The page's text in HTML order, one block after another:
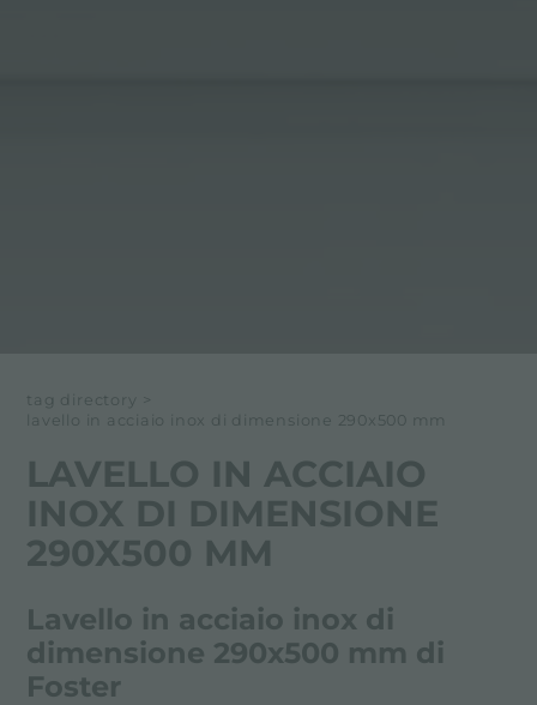
tag directory
>
lavello in acciaio inox di dimensione 290x500 mm
LAVELLO IN ACCIAIO
INOX DI DIMENSIONE
290X500 MM
Lavello in acciaio inox di
dimensione 290x500 mm di
Foster